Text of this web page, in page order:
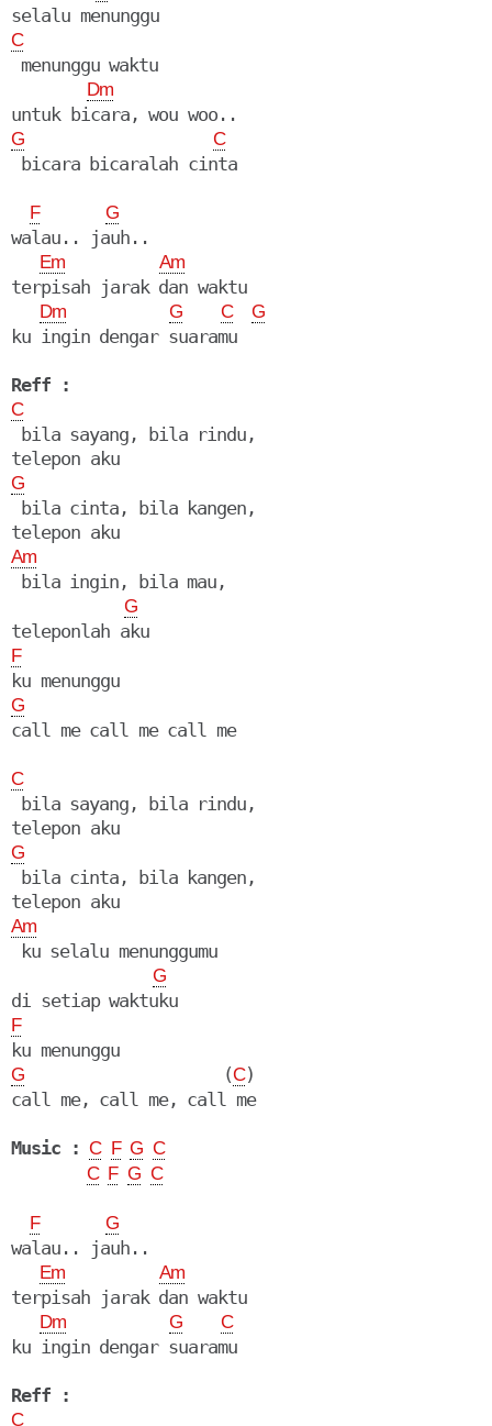
selalu menunggu
C
menunggu waktu
Dm
G C
bicara bicaralah cinta
F G
walau.. jauh..
Em Am
terpisah jarak dan waktu
Dm G C G
ku ingin dengar suaramu
Reff :
C
bila sayang, bila rindu,
telepon aku
G
bila cinta, bila kangen,
telepon aku
Am
bila ingin, bila mau,
G
teleponlah aku
F
ku menunggu
G
call me call me call me
C
bila sayang, bila rindu,
telepon aku
G
bila cinta, bila kangen,
telepon aku
Am
ku selalu menunggumu
G
F
ku menunggu
G
                     (
C)
call me, call me, call me
Music : C F G C
C F G C
F G
walau.. jauh..
Em Am
terpisah jarak dan waktu
Dm G C
ku ingin dengar suaramu
Reff :
C